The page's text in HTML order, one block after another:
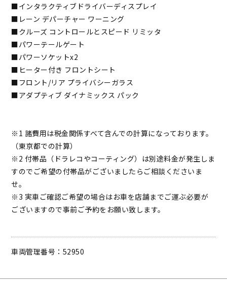
■インタラクティブドライバーディスプレイ
■レーン デパーチャー ワーニング
■クルーズ コントロールとスピード リミッタ
■パワーテールゲート
■パワーソケットx2
■ヒーター付き フロントシート
■フロント/リア プライバシーガラス
■アダプティブ ダイナミックス パック
※1 諸費用は税金関係すべて含んでの計算になっております。
（東京都での計算）
※2 付帯品（ドラレコやコーティング）は別途料金が発生しま
すのでご希望の付帯品がございましたらご相談くださいま
せ。
※3 実車ご確認ご希望の場合はお車を店舗までご運ぶ必要が
ございますので事前ご予約をお願い致します。
車両管理番号：52950